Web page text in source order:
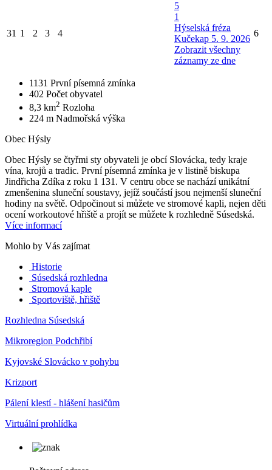
31 1 2 3 4
5
1
Hýselská fréza
Kučekap 5. 9. 2026
Zobrazit všechny
záznamy ze dne
6
1131 První písemná zmínka
402 Počet obyvatel
8,3 km2 Rozloha
224 m Nadmořská výška
Obec Hýsly
Obec Hýsly se čtyřmi sty obyvateli je obcí Slovácka, tedy kraje
vína, krojů a tradic. První písemná zmínka je v listině biskupa
Jindřicha Zdíka z roku 1 131. V centru obce se nachází unikátní
zmenšenina sluneční soustavy, jejíž součástí jsou nejmenší sluneční
hodiny na světě. Odpočinout si můžete ve stromové kapli, nejen děti
ocení workoutové hřiště a projít se můžete k rozhledně Súsedská.
Více informací
Mohlo by Vás zajímat
Historie
Súsedská rozhledna
Stromová kaple
Sportoviště, hřiště
Rozhledna Súsedská
Mikroregion Podchřibí
Kyjovské Slovácko v pohybu
Krizport
Pálení klestí - hlášení hasičům
Virtuální prohlídka